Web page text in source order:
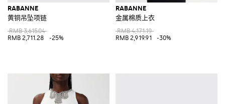
RABANNE
黄铜吊坠项链
RMB 3,615.04
RMB 2,711.28
-25%
RABANNE
金属棉质上衣
RMB 4,171.19
RMB 2,919.91
-30%